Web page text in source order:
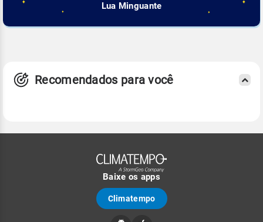
Lua Minguante
Recomendados para você
Baixe os apps
Climatempo